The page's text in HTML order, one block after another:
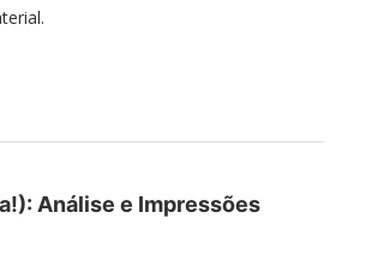
Análise e Impressões